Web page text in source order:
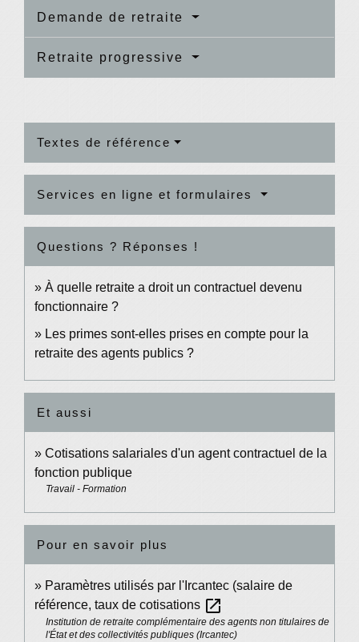
Demande de retraite
Retraite progressive
Textes de référence
Services en ligne et formulaires
Questions ? Réponses !
À quelle retraite a droit un contractuel devenu
fonctionnaire ?
Les primes sont-elles prises en compte pour la
retraite des agents publics ?
Et aussi
Cotisations salariales d'un agent contractuel de la
fonction publique
Travail - Formation
Pour en savoir plus
Paramètres utilisés par l'Ircantec (salaire de
référence, taux de cotisations open_in_new
Institution de retraite complémentaire des agents non titulaires de
l'État et des collectivités publiques (Ircantec)